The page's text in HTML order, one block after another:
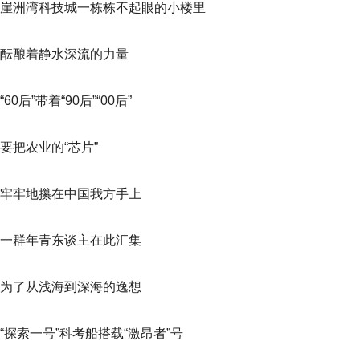
崖洲湾科技城一栋栋不起眼的小楼里
酝酿着静水深流的力量
“60后”带着“90后”“00后”
要把农业的“芯片”
牢牢地攥在中国我方手上
一群年青东谈主在此汇集
为了从浅海到深海的逸想
“探索一号”科考船搭载“激昂者”号